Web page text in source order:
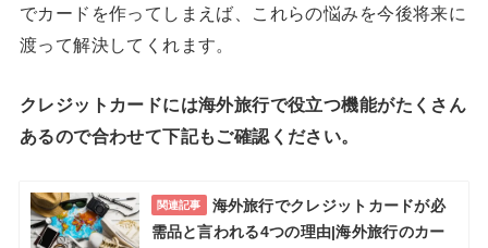
でカードを作ってしまえば、これらの悩みを今後将来に
渡って解決してくれます。
クレジットカードには海外旅行で役立つ機能がたくさん
あるので合わせて下記もご確認ください。
関連記事
海外旅行でクレジットカードが必
需品と言われる4つの理由|海外旅行のカー